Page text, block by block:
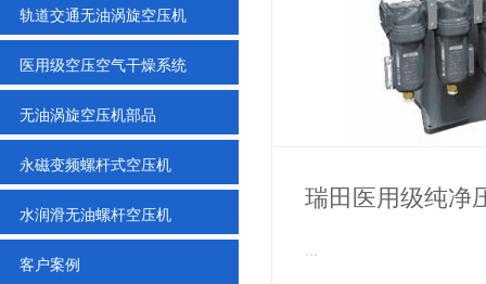
轨道交通无油涡旋空压机
医用级空压空气干燥系统
无油涡旋空压机部品
永磁变频螺杆式空压机
水润滑无油螺杆空压机
客户案例
瑞田医用级纯净
...